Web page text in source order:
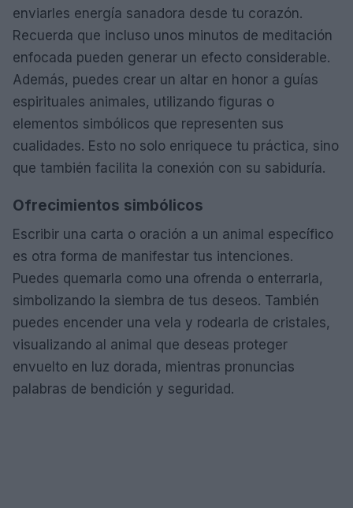
enviarles energía sanadora desde tu corazón.
Recuerda que incluso unos minutos de meditación
enfocada pueden generar un efecto considerable.
Además, puedes crear un altar en honor a guías
espirituales animales, utilizando figuras o
elementos simbólicos que representen sus
cualidades. Esto no solo enriquece tu práctica, sino
que también facilita la conexión con su sabiduría.
Ofrecimientos simbólicos
Escribir una carta o oración a un animal específico
es otra forma de manifestar tus intenciones.
Puedes quemarla como una ofrenda o enterrarla,
simbolizando la siembra de tus deseos. También
puedes encender una vela y rodearla de cristales,
visualizando al animal que deseas proteger
envuelto en luz dorada, mientras pronuncias
palabras de bendición y seguridad.